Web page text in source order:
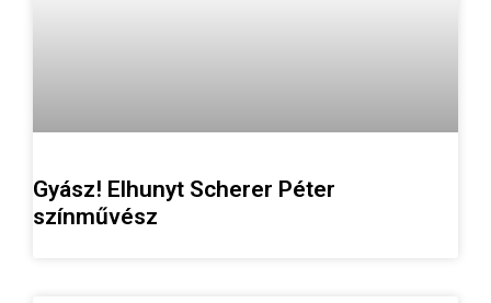
Gyász! Elhunyt Scherer Péter
színművész